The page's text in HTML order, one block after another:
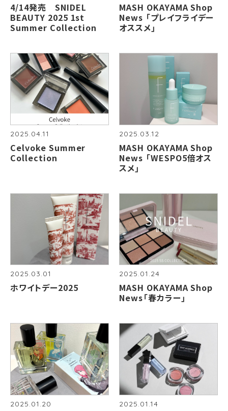
4/14発売 SNIDEL
BEAUTY 2025 1st
Summer Collection
MASH OKAYAMA Shop
News 「プレイフライデー
オススメ」
2025.04.11
Celvoke Summer
Collection
2025.03.12
MASH OKAYAMA Shop
News 「WESPO5倍オス
スメ」
2025.03.01
ホワイトデー2025
2025.01.24
MASH OKAYAMA Shop
News「春カラー」
2025.01.20 2025.01.14